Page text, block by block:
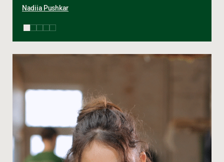
Nadiia Pushkar